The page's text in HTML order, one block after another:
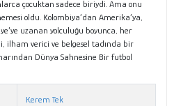
çocuktan sadece biriydi. Ama onu
oldu. Kolombiya’dan Amerika’ya,
uzanan yolculuğu boyunca, her
ilham verici ve belgesel tadında bir
Dünya Sahnesine Bir futbol
Kerem Tek